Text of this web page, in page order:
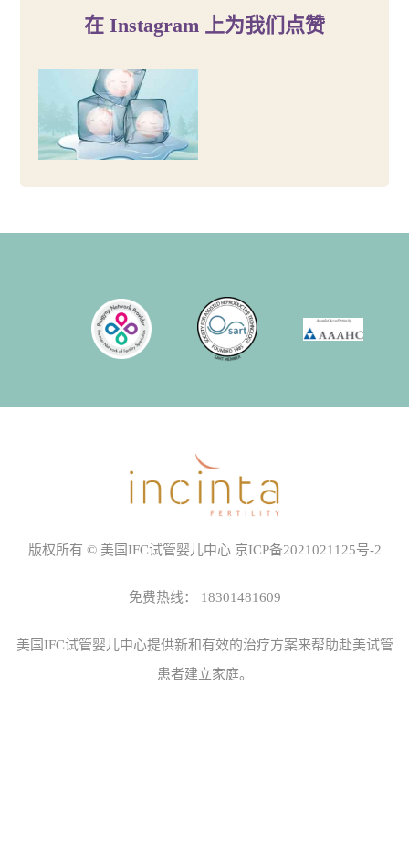
在 Instagram 上为我们点赞
版权所有 © 美国IFC试管婴儿中心 京ICP备2021021125号-2
免费热线： 18301481609
美国IFC试管婴儿中心提供新和有效的治疗方案来帮助赴美试管
患者建立家庭。